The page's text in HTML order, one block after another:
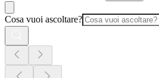
Cosa vuoi ascoltare?